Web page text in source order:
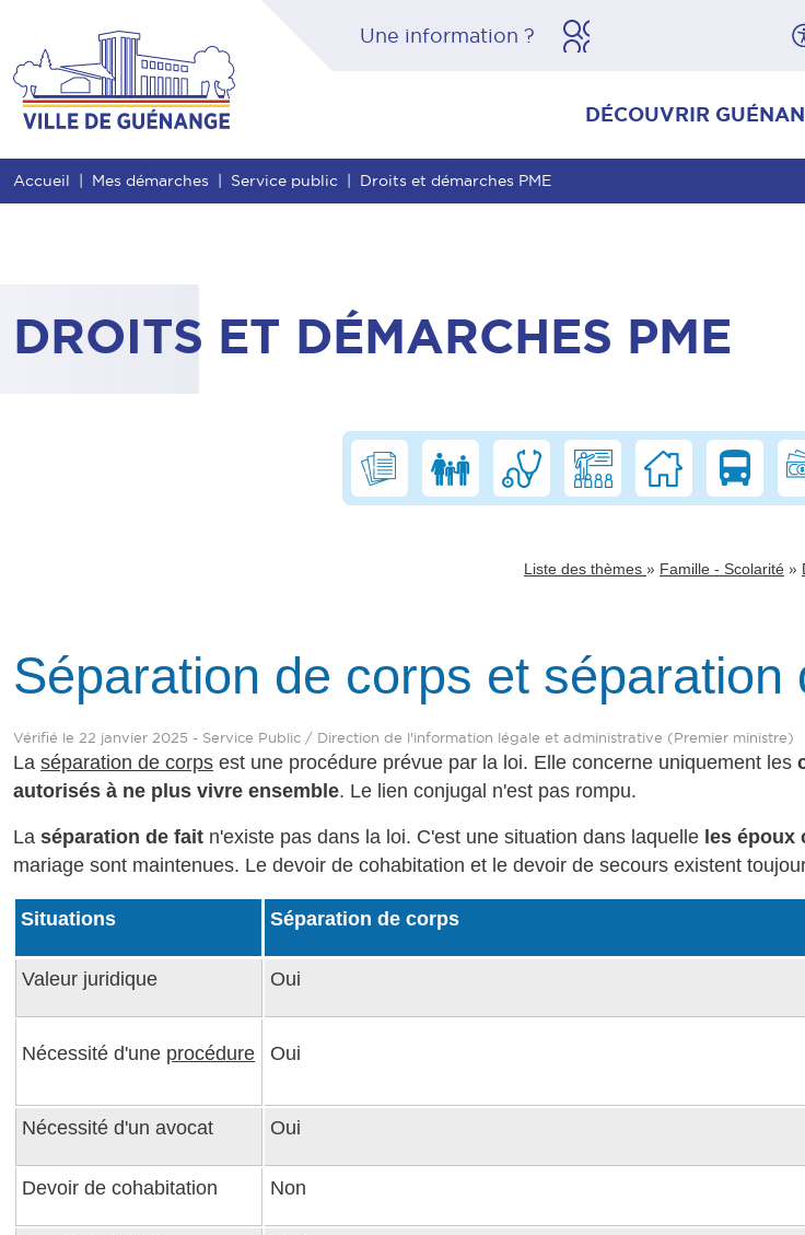
Entête de page Menu principal Recherche Pied de page
DÉCOUVRIR
Accueil Mes démarches Service public Droits et démarches PME
DROITS ET DÉMARCHES PME
Liste des thèmes » Famille - Scolarité »
Séparation de corps et
Vérifié le 22 janvier 2025 - Service Public / Direction de l'information légale et administrative (Premier ministre)
La séparation de corps est une procédure prévue par la loi. Elle concerne uniquement les
autorisés à ne plus vivre ensemble. Le lien conjugal n'est pas rompu.
La séparation de fait n'existe pas dans la loi. C'est une situation dans laquelle les époux
mariage sont maintenues. Le devoir de cohabitation et le devoir de secours existent
Situations Séparation de corps
Valeur juridique Oui
Nécessité d'une procédure Oui
Nécessité d'un avocat Oui
Devoir de cohabitation Non